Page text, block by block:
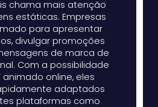
chama mais atenção
estáticas. Empresas
para apresentar
divulgar promoções
de marca de
Com a possibilidade
animado online, eles
adaptados
plataformas como